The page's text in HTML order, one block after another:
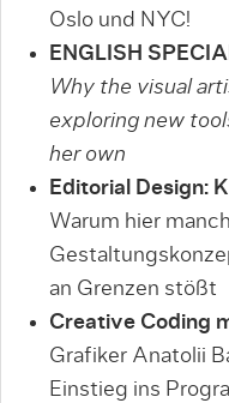
Oslo und NYC!
ENGLISH
Why the visual
exploring new
her own
Editorial Design:
Warum hier
an Grenzen stößt
Creative Coding
Grafiker Anatolii
Einstieg ins